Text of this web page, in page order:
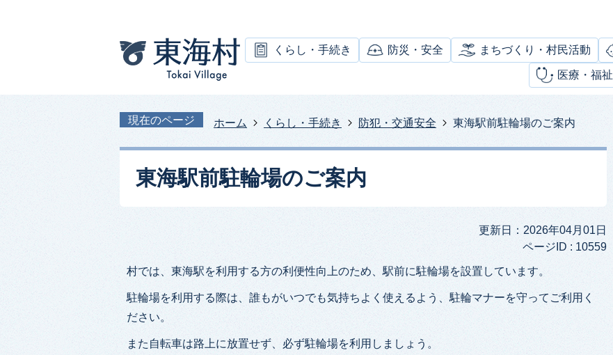
くらし・手続き 防災・安全 まちづくり・村民活動
医療・福祉
現在のページ ホーム くらし・手続き 防犯・交通安全 東海駅前駐輪場のご案内
東海駅前駐輪場のご案内
更新日：2026年04月01日
ページID : 10559
村では、東海駅を利用する方の利便性向上のため、駅前に駐輪場を設置しています。
駐輪場を利用する際は、誰もがいつでも気持ちよく使えるよう、駐輪マナーを守ってご利用く
ださい。
また自転車は路上に放置せず、必ず駐輪場を利用しましょう。